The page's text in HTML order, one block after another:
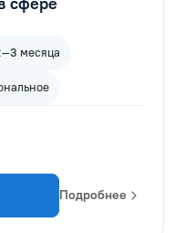
месяца
Подробнее